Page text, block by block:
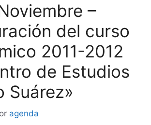
–
del curso
2011-2012
de Estudios
Suárez»
agenda